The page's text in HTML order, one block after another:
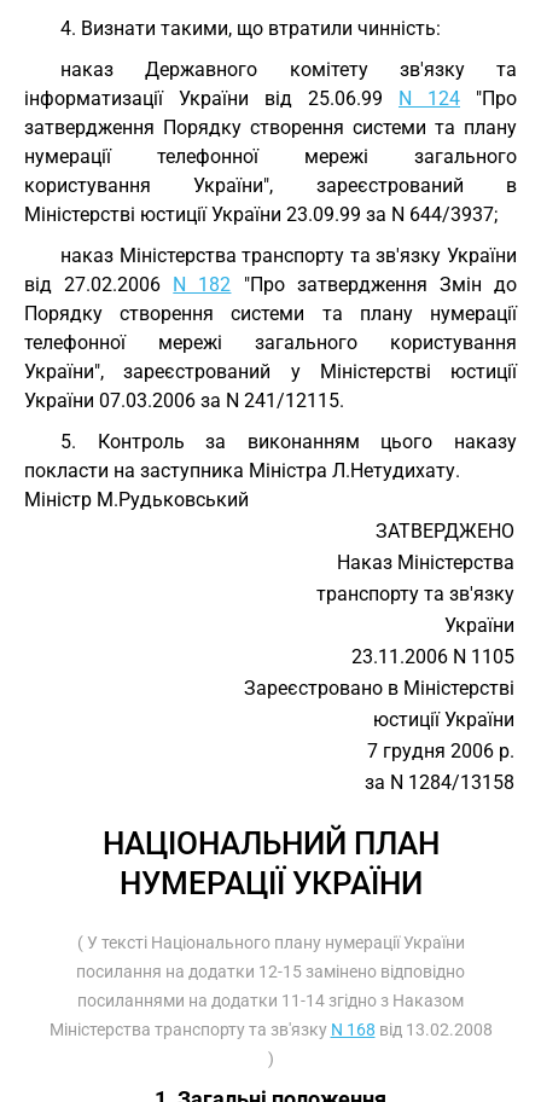
4. Визнати такими, що втратили чинність:
наказ Державного комітету зв'язку та
інформатизації України від 25.06.99 N 124 "Про
затвердження Порядку створення системи та плану
нумерації телефонної мережі загального
користування України", зареєстрований в
Міністерстві юстиції України 23.09.99 за N 644/3937;
наказ Міністерства транспорту та зв'язку України
від 27.02.2006 N 182 "Про затвердження Змін до
Порядку створення системи та плану нумерації
телефонної мережі загального користування
України", зареєстрований у Міністерстві юстиції
України 07.03.2006 за N 241/12115.
5. Контроль за виконанням цього наказу
покласти на заступника Міністра Л.Нетудихату.
Міністр М.Рудьковський
ЗАТВЕРДЖЕНО
Наказ Міністерства
транспорту та зв'язку
України
23.11.2006 N 1105
Зареєстровано в Міністерстві
юстиції України
7 грудня 2006 р.
за N 1284/13158
НАЦІОНАЛЬНИЙ ПЛАН
НУМЕРАЦІЇ УКРАЇНИ
( У тексті Національного плану нумерації України
посилання на додатки 12-15 замінено відповідно
посиланнями на додатки 11-14 згідно з Наказом
Міністерства транспорту та зв'язку N 168 від 13.02.2008
)